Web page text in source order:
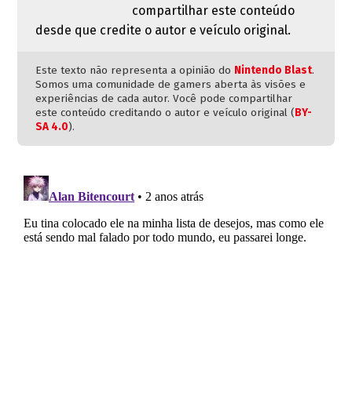
compartilhar este conteúdo
desde que credite o autor e veículo original.
Este texto não representa a opinião do Nintendo Blast.
Somos uma comunidade de gamers aberta às visões e
experiências de cada autor. Você pode compartilhar
este conteúdo creditando o autor e veículo original (BY-
SA 4.0).